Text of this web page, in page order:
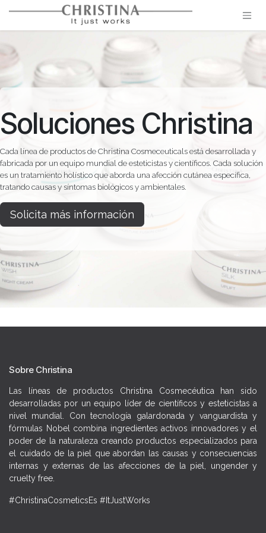
Soluciones Christina
Cada línea de productos de Christina Cosmeceuticals está desarrollada y
fabricada por un equipo mundial de esteticistas y científicos. Cada solución
es un tratamiento holístico que aborda una afección cutánea específica,
tratando causas y síntomas biológicos y ambientales.
Solicita más información
Sobre Christina
Las líneas de productos Christina Cosmecéutica han sido
desarrolladas por un equipo líder de científicos y esteticistas a
nivel mundial. Con tecnología galardonada y vanguardista y
fórmulas Nobel combina ingredientes activos innovadores y el
poder de la naturaleza creando productos especializados para
el cuidado de la piel que abordan las causas y consecuencias
internas y externas de las afecciones de la piel, ungender y
cruelty free.
#ChristinaCosmeticsEs #ItJustWorks